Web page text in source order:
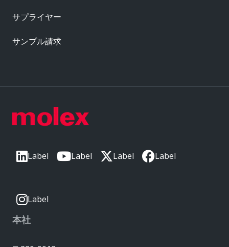
Label Label Label Label
Label
本社
サプライヤー
サンプル請求